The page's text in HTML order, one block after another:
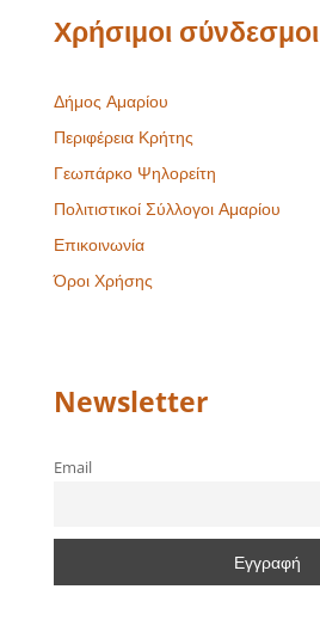
Χρήσιμοι σύνδεσμοι
Δήμος Αμαρίου
Περιφέρεια Κρήτης
Γεωπάρκο Ψηλορείτη
Πολιτιστικοί Σύλλογοι Αμαρίου
Επικοινωνία
Όροι Χρήσης
Newsletter
Email